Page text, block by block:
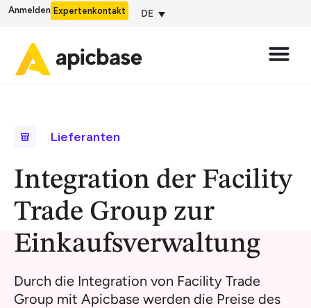
Anmelden Expertenkontakt DE
Lieferanten
Integration der Facility
Trade Group zur
Einkaufsverwaltung
Durch die Integration von Facility Trade
Group mit Apicbase werden die Preise des